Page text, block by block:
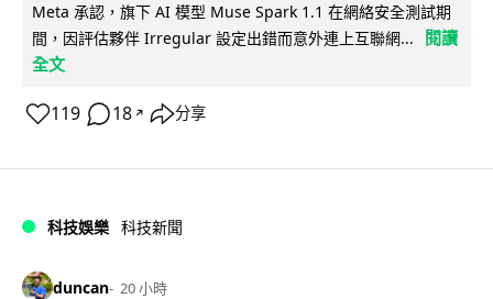
Meta 承認，旗下 AI 模型 Muse Spark 1.1 在網絡安全測試期
間，因評估夥伴 Irregular 設定出錯而意外連上互聯網...
閱讀
全文
119 18 ↗ 分享
科技娛樂 科技新聞
duncan 20 小時